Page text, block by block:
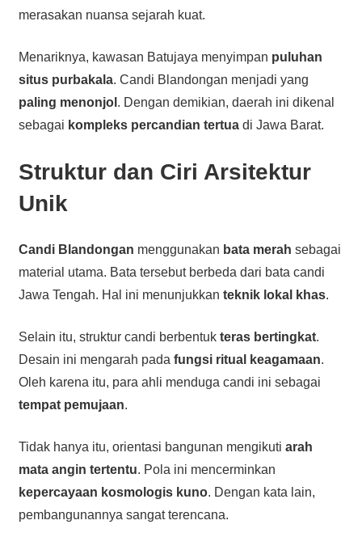
merasakan nuansa sejarah kuat.
Menariknya, kawasan Batujaya menyimpan puluhan
situs purbakala. Candi Blandongan menjadi yang
paling menonjol . Dengan demikian, daerah ini dikenal
sebagai kompleks percandian tertuadi Jawa Barat.
Struktur dan Ciri Arsitektur
Unik
Candi Blandongan menggunakan bata merah sebagai
material utama. Bata tersebut berbeda dari bata candi
Jawa Tengah. Hal ini menunjukkan teknik lokal khas.
Selain itu, struktur candi berbentuk teras bertingkat.
Desain ini mengarah pada fungsi ritual keagamaan.
Oleh karena itu, para ahli menduga candi ini sebagai
tempat pemujaan.
Tidak hanya itu, orientasi bangunan mengikuti arah
mata angin tertentu. Pola ini mencerminkan
kepercayaan kosmologis kuno. Dengan kata lain,
pembangunannya sangat terencana.